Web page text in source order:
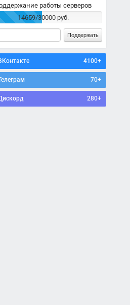
работы серверов
14659/30000 руб.
Поддержать
4100+
70+
280+